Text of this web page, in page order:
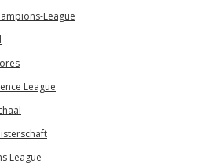
League
League
League